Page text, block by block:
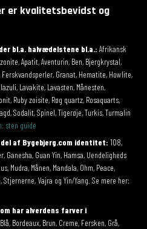
er kvalitetsbevidst og
bl.a. halvædelstene bl.a.: Afrikansk
Apatit, Aventurin, Ben, Bjergkrystal,
Granat, Hematite, Howlite,
Lavakite, Lavasten, Månesten,
Ruby zoisite, Røg quartz, Rosaquarts,
Sodalit, Spinel, Tigerøje, Turkis, Turmalin
sten guide
af Bygebjerg.com identitet: 108,
Ganesha, Guan Yin, Hamsa, Uendeligheds
Mudra, Månen, Mandala, Ohm, Peace,
Stjernerne, Vajra og Yin/Yang. Se mere her:
har alverdens farver i
Bordeaux, Brun, Creme, Fersken, Grå,